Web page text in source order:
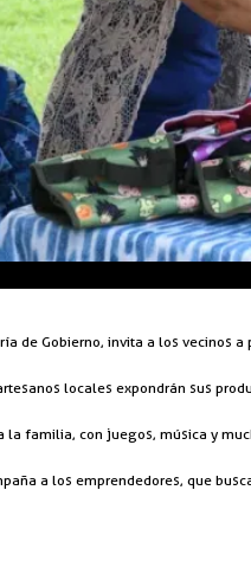
de Gobierno, invita a los vecinos
locales expondrán sus
la familia, con juegos, música y
a los emprendedores, que